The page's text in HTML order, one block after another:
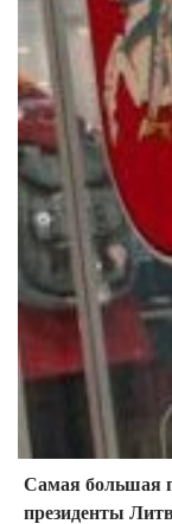
Самая большая
президенты